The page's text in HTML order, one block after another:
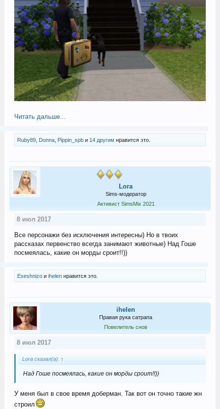
Читать дальше...
Ruby89, Donna, Pippin_spbи 14 другим нравится это.
Lora
Sims-модератор
Активист SimsMix 2021
8 июл 2017
Все персонажи без исключения интересны) Но в твоих
рассказах первенство всегда занимают животные) Над Гоше
посмеялась, какие он морды сроит!!))
Exeshnizoи ihelenнравится это.
ihelen
Правая рука сатрапа
Повелитель снов
8 июл 2017
Lora сказал(а): ↑
Над Гоше посмеялась, какие он морды сроит!!))
У меня был в свое время доберман. Так вот он точно такие жн
строил